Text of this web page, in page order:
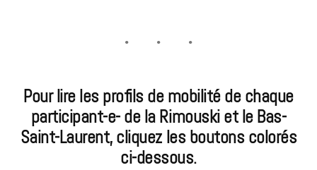
Pour lire les profils de mobilité de chaque
participant-e- de la Rimouski et le Bas-
Saint-Laurent, cliquez les boutons colorés
ci-dessous.